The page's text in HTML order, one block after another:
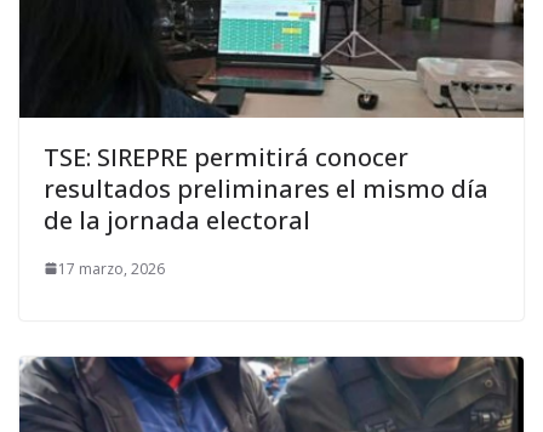
TSE: SIREPRE permitirá conocer
resultados preliminares el mismo día
de la jornada electoral
17 marzo, 2026